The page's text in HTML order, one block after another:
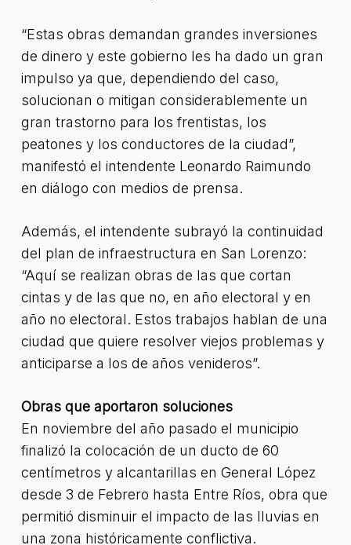
“Estas obras demandan grandes inversiones
de dinero y este gobierno les ha dado un gran
impulso ya que, dependiendo del caso,
solucionan o mitigan considerablemente un
gran trastorno para los frentistas, los
peatones y los conductores de la ciudad”,
manifestó el intendente Leonardo Raimundo
en diálogo con medios de prensa.
Además, el intendente subrayó la continuidad
del plan de infraestructura en San Lorenzo:
“Aquí se realizan obras de las que cortan
cintas y de las que no, en año electoral y en
año no electoral. Estos trabajos hablan de una
ciudad que quiere resolver viejos problemas y
anticiparse a los de años venideros”.
Obras que aportaron soluciones
En noviembre del año pasado el municipio
finalizó la colocación de un ducto de 60
centímetros y alcantarillas en General López
desde 3 de Febrero hasta Entre Ríos, obra que
permitió disminuir el impacto de las lluvias en
una zona históricamente conflictiva.